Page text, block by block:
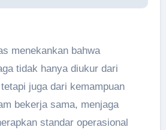
menekankan bahwa
tidak hanya diukur dari
juga dari kemampuan
bekerja sama, menjaga
standar operasional